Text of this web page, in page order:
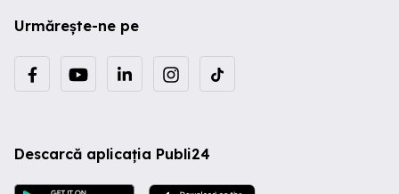
Urmărește-ne pe
Descarcă aplicația Publi24